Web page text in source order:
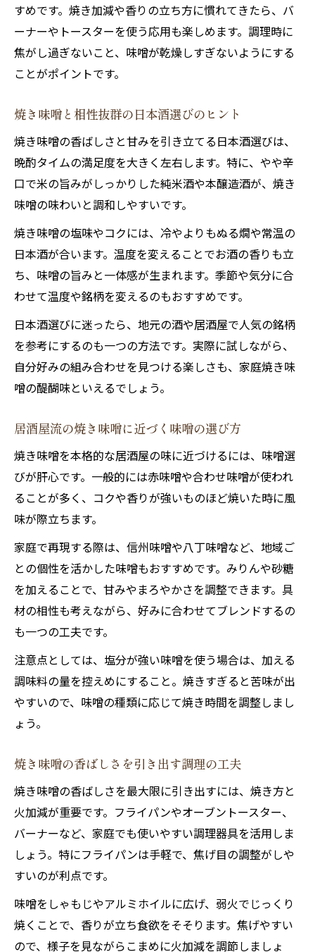
焼き味噌レシピに使う調味料の選び方
手作り焼き味噌が居酒屋の味に近づく工夫
居酒屋焼き味噌に近づく手作りの秘訣を公
開
焼き味噌の味を左右する具材選びのコツ
手作り焼き味噌の深い味わいを出す工夫
居酒屋の味を意識した焼き味噌の焼き方
焼き味噌で晩酌を格上げするアドバイス
焼き味噌好き必見のしゃもじ活用術とは
しゃもじを使った居酒屋焼き味噌の魅力
焼き味噌しゃもじレシピを楽しむポイント
居酒屋風に仕上げる焼き味噌しゃもじのコ
ツ
焼き味噌しゃもじの食べ方とアレンジ方法
しゃもじ焼き味噌の香ばしさを高める工夫
フライパンでも美味しく作れる焼き味噌の真髄
居酒屋焼き味噌をフライパンで簡単調理
コツ
フライパン焼き味噌の応用とアレンジ術
焼き味噌の美味しさ引き出す温度管理方法
居酒屋気分を味わえるフライパン焼き味噌
すめです。焼き加減や香りの立ち方に慣れてきたら、バ
ーナーやトースターを使う応用も楽しめます。調理時に
焦がし過ぎないこと、味噌が乾燥しすぎないようにする
ことがポイントです。
焼き味噌と相性抜群の日本酒選びのヒント
焼き味噌の香ばしさと甘みを引き立てる日本酒選びは、
晩酌タイムの満足度を大きく左右します。特に、やや辛
口で米の旨みがしっかりした純米酒や本醸造酒が、焼き
味噌の味わいと調和しやすいです。
焼き味噌の塩味やコクには、冷やよりもぬる燗や常温の
日本酒が合います。温度を変えることでお酒の香りも立
ち、味噌の旨みと一体感が生まれます。季節や気分に合
わせて温度や銘柄を変えるのもおすすめです。
日本酒選びに迷ったら、地元の酒や居酒屋で人気の銘柄
を参考にするのも一つの方法です。実際に試しながら、
自分好みの組み合わせを見つける楽しさも、家庭焼き味
噌の醍醐味といえるでしょう。
居酒屋流の焼き味噌に近づく味噌の選び方
焼き味噌を本格的な居酒屋の味に近づけるには、味噌選
びが肝心です。一般的には赤味噌や合わせ味噌が使われ
ることが多く、コクや香りが強いものほど焼いた時に風
味が際立ちます。
家庭で再現する際は、信州味噌や八丁味噌など、地域ご
との個性を活かした味噌もおすすめです。みりんや砂糖
を加えることで、甘みやまろやかさを調整できます。具
材の相性も考えながら、好みに合わせてブレンドするの
も一つの工夫です。
注意点としては、塩分が強い味噌を使う場合は、加える
調味料の量を控えめにすること。焼きすぎると苦味が出
やすいので、味噌の種類に応じて焼き時間を調整しまし
ょう。
焼き味噌の香ばしさを引き出す調理の工夫
焼き味噌の香ばしさを最大限に引き出すには、焼き方と
火加減が重要です。フライパンやオーブントースター、
バーナーなど、家庭でも使いやすい調理器具を活用しま
しょう。特にフライパンは手軽で、焦げ目の調整がしや
すいのが利点です。
味噌をしゃもじやアルミホイルに広げ、弱火でじっくり
焼くことで、香りが立ち食欲をそそります。焦げやすい
ので、様子を見ながらこまめに火加減を調節しましょ